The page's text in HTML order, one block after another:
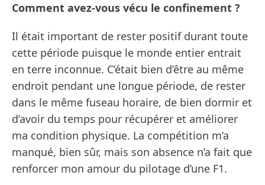
Comment avez-vous vécu le confinement ?
Il était important de rester positif durant toute
cette période puisque le monde entier entrait
en terre inconnue. C’était bien d’être au même
endroit pendant une longue période, de rester
dans le même fuseau horaire, de bien dormir et
d’avoir du temps pour récupérer et améliorer
ma condition physique. La compétition m’a
manqué, bien sûr, mais son absence n’a fait que
renforcer mon amour du pilotage d’une F1.